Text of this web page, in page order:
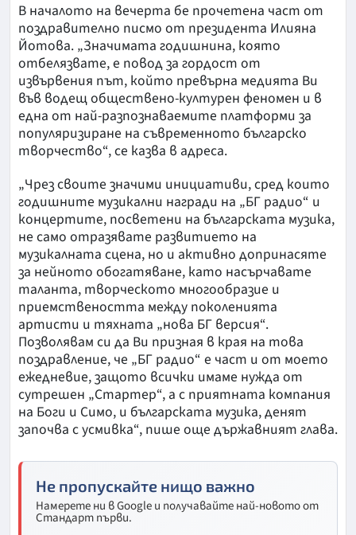
В началото на вечерта бе прочетена част от
поздравително писмо от президента Илияна
Йотова. „Значимата годишнина, която
отбелязвате, е повод за гордост от
извървения път, който превърна медията Ви
във водещ обществено-културен феномен и в
една от най-разпознаваемите платформи за
популяризиране на съвременното българско
творчество“, се казва в адреса.
„Чрез своите значими инициативи, сред които
годишните музикални награди на „БГ радио“ и
концертите, посветени на българската музика,
не само отразявате развитието на
музикалната сцена, но и активно допринасяте
за нейното обогатяване, като насърчавате
таланта, творческото многообразие и
приемствеността между поколенията
артисти и тяхната „нова БГ версия“.
Позволявам си да Ви призная в края на това
поздравление, че „БГ радио“ е част и от моето
ежедневие, защото всички имаме нужда от
сутрешен „Стартер“, а с приятната компания
на Боги и Симо, и българската музика, денят
започва с усмивка“, пише още държавният глава.
Не пропускайте нищо важно
Намерете ни в Google и получавайте най-новото от
Стандарт първи.